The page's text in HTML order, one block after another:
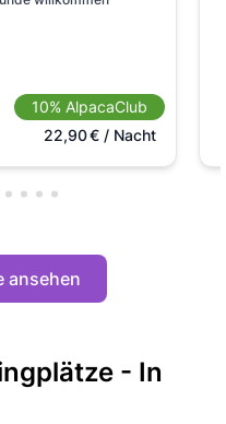
10% AlpacaClub
22,90€/ Nacht
ansehen
- In